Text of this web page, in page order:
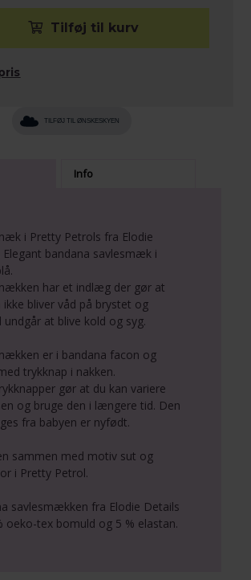
TILFØJ TIL ØNSKESKYEN
Info
i Pretty Petrols fra Elodie
Elegant bandana savlesmæk i
har et indlæg der gør at
ikke bliver våd på brystet og
undgår at blive kold og syg.
er i bandana facon og
trykknap i nakken.
gør at du kan variere
og bruge den i længere tid. Den
fra babyen er nyfødt.
sammen med motiv sut og
i Pretty Petrol.
savlesmækken fra Elodie Details
oeko-tex bomuld og 5 % elastan.